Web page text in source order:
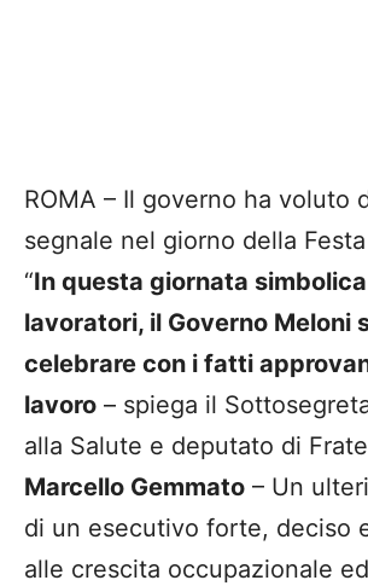
ROMA – Il governo ha voluto
segnale nel giorno della
“In questa giornata
lavoratori, il Governo Meloni
celebrare con i fatti
lavoro – spiega il
alla Salute e deputato di
Marcello Gemmato – Un
di un esecutivo forte, deciso
alle crescita occupazionale